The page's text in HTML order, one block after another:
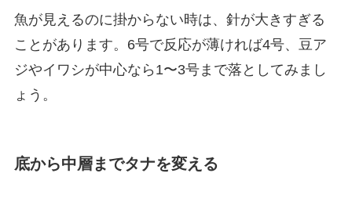
魚が見えるのに掛からない時は、針が大きすぎる
ことがあります。6号で反応が薄ければ4号、豆ア
ジやイワシが中心なら1〜3号まで落としてみまし
ょう。
底から中層までタナを変える